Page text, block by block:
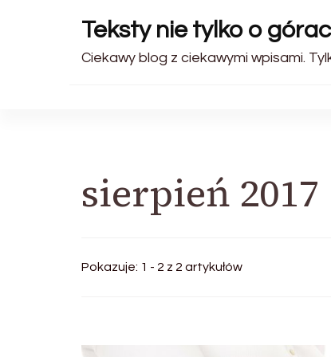
Teksty nie tylko o
Ciekawy blog z ciekawymi wpisami.
sierpień 2017
Pokazuje: 1 - 2 z 2 artykułów